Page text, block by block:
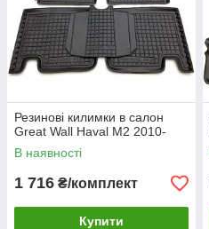
Резинові килимки в салон
Great Wall Haval M2 2010-
В наявності
1 716 ₴/комплект
Купити